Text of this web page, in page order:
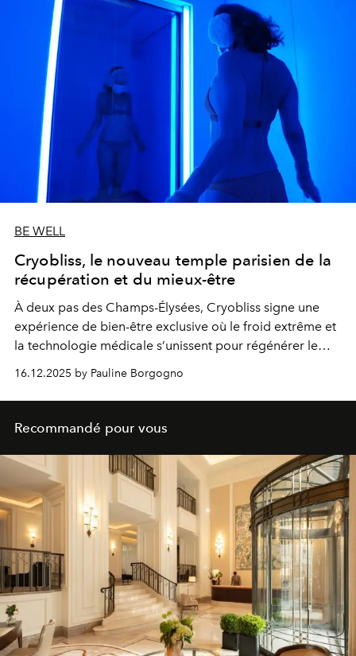
BE WELL
Cryobliss, le nouveau temple parisien de la
récupération et du mieux-être
À deux pas des Champs-Élysées, Cryobliss signe une
expérience de bien-être exclusive où le froid extrême et
la technologie médicale s’unissent pour régénérer le
corps et apaiser l’esprit.
16.12.2025 by Pauline Borgogno
Recommandé pour vous